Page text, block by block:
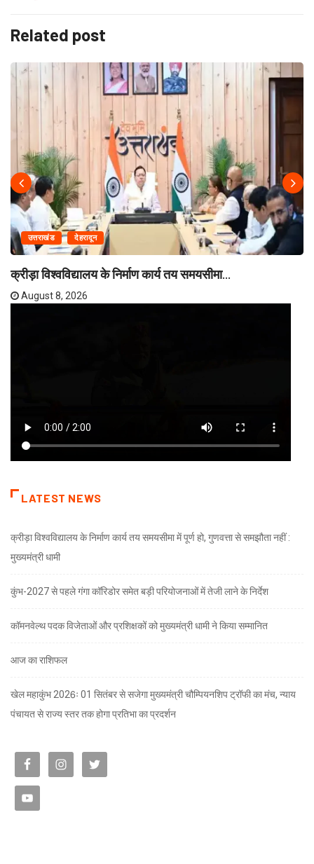
Related post
उत्तराखंड देहरादून
क्रीड़ा विश्वविद्यालय के निर्माण कार्य तय समयसीमा...
August 8, 2026
LATEST NEWS
क्रीड़ा विश्वविद्यालय के निर्माण कार्य तय समयसीमा में पूर्ण हो, गुणवत्ता से समझौता नहीं :
मुख्यमंत्री धामी
कुंभ-2027 से पहले गंगा कॉरिडोर समेत बड़ी परियोजनाओं में तेजी लाने के निर्देश
कॉमनवेल्थ पदक विजेताओं और प्रशिक्षकों को मुख्यमंत्री धामी ने किया सम्मानित
आज का राशिफल
खेल महाकुंभ 2026ः 01 सितंबर से सजेगा मुख्यमंत्री चौम्पियनशिप ट्रॉफी का मंच, न्याय
पंचायत से राज्य स्तर तक होगा प्रतिभा का प्रदर्शन